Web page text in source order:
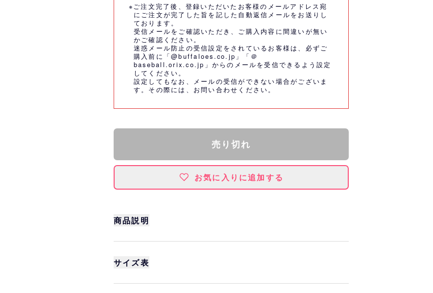
※ご注文完了後、登録いただいたお客様のメールアドレス宛
にご注文が完了した旨を記した自動返信メールをお送りし
ております。
受信メールをご確認いただき、ご購入内容に間違いが無い
かご確認ください。
迷惑メール防止の受信設定をされているお客様は、必ずご
購入前に「@buffaloes.co.jp」「＠
baseball.orix.co.jp」からのメールを受信できるよう設定
してください。
設定してもなお、メールの受信ができない場合がございま
す。その際には、 お問い合わせください。
売り切れ
お気に入りに追加する
商品説明
TBS「ラヴィット！」とパ・リーグ6球団がスペシャルコ
「ラッピー」と「ガガンモ」がバファローズのユニフォー
サイズ表